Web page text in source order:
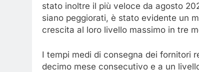
stato inoltre il più veloce da agosto
siano peggiorati, è stato evidente un
crescita al loro livello massimo in tre
I tempi medi di consegna dei fornitori
decimo mese consecutivo e a un